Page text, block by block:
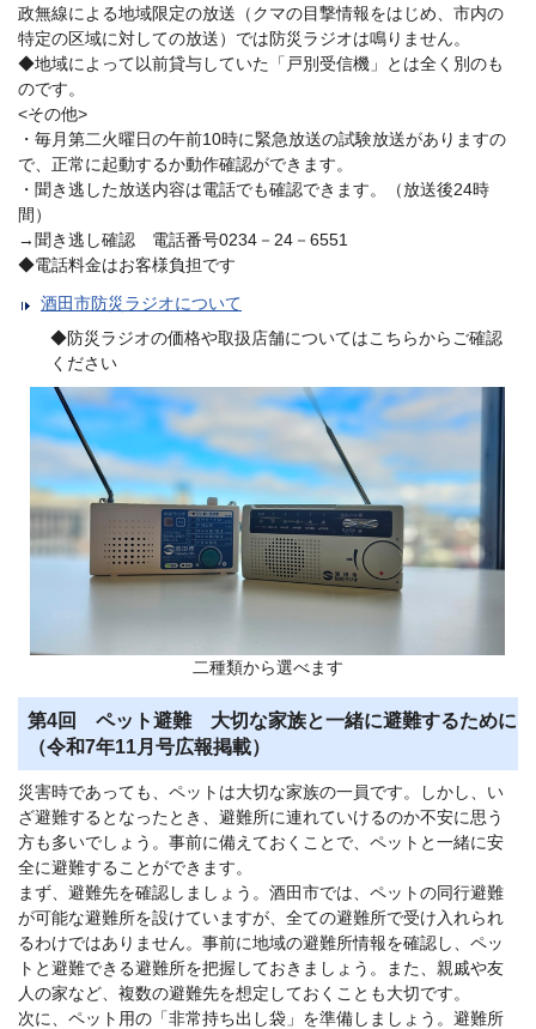
政無線による地域限定の放送（クマの目撃情報をはじめ、市内の
特定の区域に対しての放送）では防災ラジオは鳴りません。
◆地域によって以前貸与していた「戸別受信機」とは全く別のも
のです。
<その他>
・毎月第二火曜日の午前10時に緊急放送の試験放送がありますの
で、正常に起動するか動作確認ができます。
・聞き逃した放送内容は電話でも確認できます。（放送後24時
間）
→聞き逃し確認 電話番号0234－24－6551
◆電話料金はお客様負担です
酒田市防災ラジオについて
◆防災ラジオの価格や取扱店舗についてはこちらからご確認
ください
二種類から選べます
第4回 ペット避難 大切な家族と一緒に避難するために
（令和7年11月号広報掲載）
災害時であっても、ペットは大切な家族の一員です。しかし、い
ざ避難するとなったとき、避難所に連れていけるのか不安に思う
方も多いでしょう。事前に備えておくことで、ペットと一緒に安
全に避難することができます。
まず、避難先を確認しましょう。酒田市では、ペットの同行避難
が可能な避難所を設けていますが、全ての避難所で受け入れられ
るわけではありません。事前に地域の避難所情報を確認し、ペッ
トと避難できる避難所を把握しておきましょう。また、親戚や友
人の家など、複数の避難先を想定しておくことも大切です。
次に、ペット用の「非常持ち出し袋」を準備しましょう。避難所